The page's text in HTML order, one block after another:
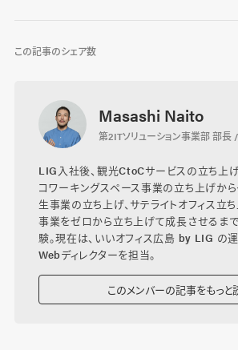
この記事のシェア数
Masashi Naito
第2ITソリューション事業部 部長
LIG入社後、観光CtoCサービスの立ち上
コワーキングスペース事業の立ち上げか
生事業の立ち上げ、サテライトオフィス立
事業をゼロから立ち上げて成長させるま
験。現在は、いいオフィス広島 by LIG の
Webディレクターを担当。
このメンバーの記事をもっと